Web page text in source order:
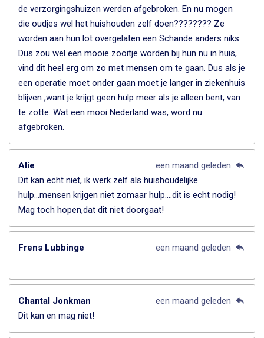
de verzorgingshuizen werden afgebroken. En nu mogen
die oudjes wel het huishouden zelf doen???????? Ze
worden aan hun lot overgelaten een Schande anders niks.
Dus zou wel een mooie zooitje worden bij hun nu in huis,
vind dit heel erg om zo met mensen om te gaan. Dus als je
een operatie moet onder gaan moet je langer in ziekenhuis
blijven ,want je krijgt geen hulp meer als je alleen bent, van
te zotte. Wat een mooi Nederland was, word nu
afgebroken.
Alie
een maand geleden
Dit kan echt niet, ik werk zelf als huishoudelijke
hulp...mensen krijgen niet zomaar hulp....dit is echt nodig!
Mag toch hopen,dat dit niet doorgaat!
Frens Lubbinge
een maand geleden
.
Chantal Jonkman
een maand geleden
Dit kan en mag niet!